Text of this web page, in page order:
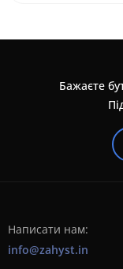
Бажаєте
Написати нам:
info@zahyst.in